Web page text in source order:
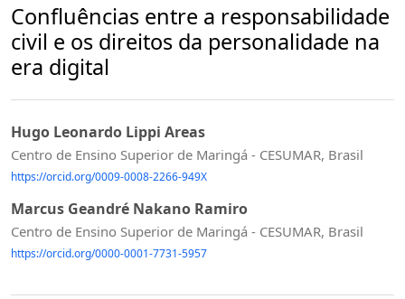
Confluências entre a responsabilidade
civil e os direitos da personalidade na
era digital
Hugo Leonardo Lippi Areas
Centro de Ensino Superior de Maringá - CESUMAR, Brasil
https://orcid.org/0009-0008-2266-949X
Marcus Geandré Nakano Ramiro
Centro de Ensino Superior de Maringá - CESUMAR, Brasil
https://orcid.org/0000-0001-7731-5957